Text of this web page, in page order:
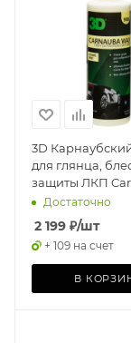
3D
для глянца,
защиты ЛКП
Wax 0,48л
Достаточно
2 199 ₽/шт
+ 109 на счет
В